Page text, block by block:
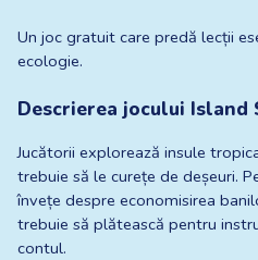
Un joc gratuit care predă lecții
ecologie.
Descrierea jocului Island
Jucătorii explorează insule
trebuie să le curețe de deșeuri.
învețe despre economisirea
trebuie să plătească pentru
contul.